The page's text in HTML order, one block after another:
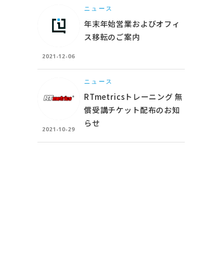
2021-12-06
ニュース
年末年始営業およびオフィ
ス移転のご案内
2021-10-29
ニュース
RTmetricsトレーニング 無
償受講チケット配布のお知
らせ